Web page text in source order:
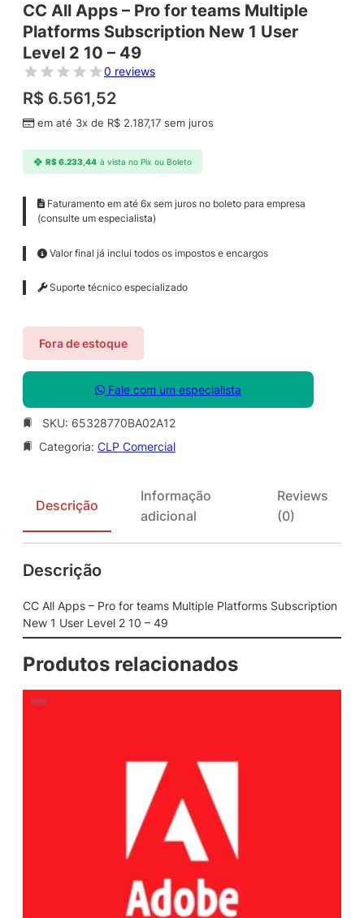
CC All Apps – Pro for teams Multiple
Platforms Subscription New 1 User
Level 2 10 – 49
0 reviews
R$ 6.561,52
em até 3x de R$ 2.187,17 sem juros
R$6.233,44 à vista no Pix ou Boleto
Faturamento em até 6x sem juros no boleto para empresa
(consulte um especialista)
Valor final já inclui todos os impostos e encargos
Suporte técnico especializado
Fora de estoque
Fale com um especialista
SKU: 65328770BA02A12
Categoria: CLP Comercial
Descrição
Informação
adicional
Reviews
(0)
Descrição
CC All Apps – Pro for teams Multiple Platforms Subscription
New 1 User Level 2 10 – 49
Produtos relacionados